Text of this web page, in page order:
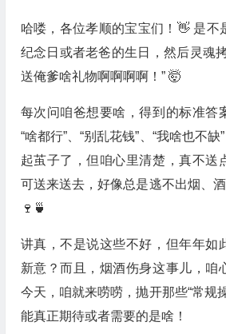
哈喽，各位孝顺的宝宝们！👋 是不
纪念日或者老爸的生日，然后灵魂
送俺爹啥礼物啊啊啊啊！” 🤯
每次问咱爸想要啥，得到的标准答
“啥都行”、“别乱花钱”、“我啥也不
起茧子了，但咱心里清楚，真不送
可送来送去，好像总是逃不出烟、酒
🍷🍵
讲真，不是说这些不好，但年年如
新意？而且，烟酒伤身这事儿，咱
今天，咱就来唠唠，抛开那些“常规
能真正期待或者需要的是啥！